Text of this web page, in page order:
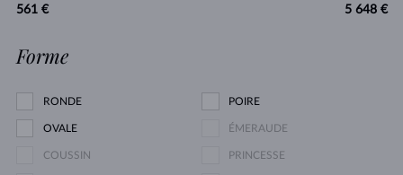
561 € 5 648 €
Forme
RONDE POIRE
OVALE ÉMERAUDE
COUSSIN PRINCESSE